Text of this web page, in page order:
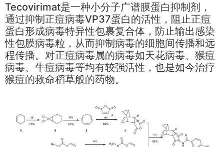
Tecovirimat是一种小分子广谱膜蛋白抑制剂，
通过抑制正痘病毒VP37蛋白的活性，阻止正痘
蛋白形成病毒特异性包裹复合体，防止输出感染
性包膜病毒粒，从而抑制病毒的细胞间传播和远
程传播。对正痘病毒属的病毒如天花病毒、猴痘
病毒、牛痘病毒等均有较强活性，也是如今治疗
猴痘的救命稻草般的药物。